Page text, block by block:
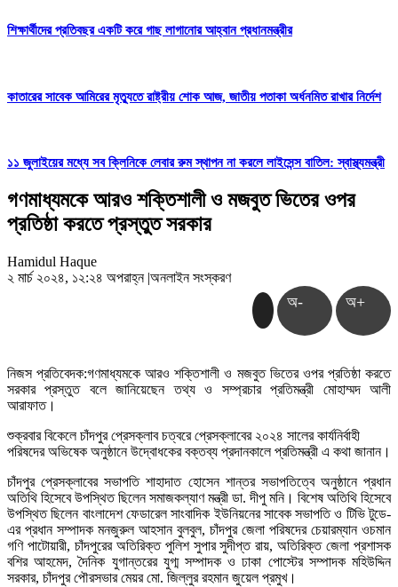
শিক্ষার্থীদের প্রতিবছর একটি করে গাছ লাগানোর আহ্বান প্রধানমন্ত্রীর
কাতারের সাবেক আমিরের মৃত্যুতে রাষ্ট্রীয় শোক আজ, জাতীয় পতাকা অর্ধনমিত রাখার নির্দেশ
১১ জুলাইয়ের মধ্যে সব ক্লিনিকে লেবার রুম স্থাপন না করলে লাইসেন্স বাতিল: স্বাস্থ্যমন্ত্রী
গণমাধ্যমকে আরও শক্তিশালী ও মজবুত ভিতের ওপর
প্রতিষ্ঠা করতে প্রস্তুত সরকার
Hamidul Haque
২ মার্চ ২০২৪, ১২:২৪ অপরাহ্ন |অনলাইন সংস্করণ
অ- অ+
নিজস প্রতিবেদক:গণমাধ্যমকে আরও শক্তিশালী ও মজবুত ভিতের ওপর প্রতিষ্ঠা করতে
সরকার প্রস্তুত বলে জানিয়েছেন তথ্য ও সম্প্রচার প্রতিমন্ত্রী মোহাম্মদ আলী
আরাফাত।
শুক্রবার বিকেলে চাঁদপুর প্রেসক্লাব চত্বরে প্রেসক্লাবের ২০২৪ সালের কার্যনির্বাহী
পরিষদের অভিষেক অনুষ্ঠানে উদ্বোধকের বক্তব্য প্রদানকালে প্রতিমন্ত্রী এ কথা জানান।
চাঁদপুর প্রেসক্লাবের সভাপতি শাহাদাত হোসেন শান্তর সভাপতিত্বে অনুষ্ঠানে প্রধান
অতিথি হিসেবে উপস্থিত ছিলেন সমাজকল্যাণ মন্ত্রী ডা. দীপু মনি। বিশেষ অতিথি হিসেবে
উপস্থিত ছিলেন বাংলাদেশ ফেডারেল সাংবাদিক ইউনিয়নের সাবেক সভাপতি ও টিভি টুডে-
এর প্রধান সম্পাদক মনজুরুল আহসান বুলবুল, চাঁদপুর জেলা পরিষদের চেয়ারম্যান ওচমান
গণি পাটোয়ারী, চাঁদপুরের অতিরিক্ত পুলিশ সুপার সুদীপ্ত রায়, অতিরিক্ত জেলা প্রশাসক
বশির আহমেদ, দৈনিক যুগান্তরের যুগ্ম সম্পাদক ও ঢাকা পোস্টের সম্পাদক মহিউদ্দিন
সরকার, চাঁদপুর পৌরসভার মেয়র মো. জিল্লুর রহমান জুয়েল প্রমুখ।